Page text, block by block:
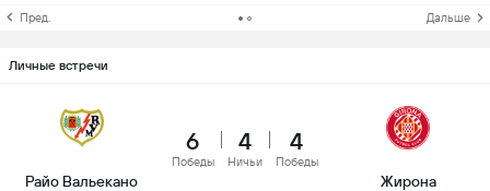
Пред. Дальше
Личные встречи
Райо Вальекано
6
Победы
4
Ничьи
4
Победы
Жирона